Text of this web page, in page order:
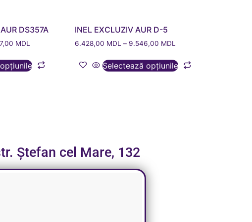
DS357A
MDL
INEL EXCLUZIV AUR D-5
6.428,00 MDL – 9.546,00 MDL
Selectează opțiunile
Ștefan cel Mare, 132